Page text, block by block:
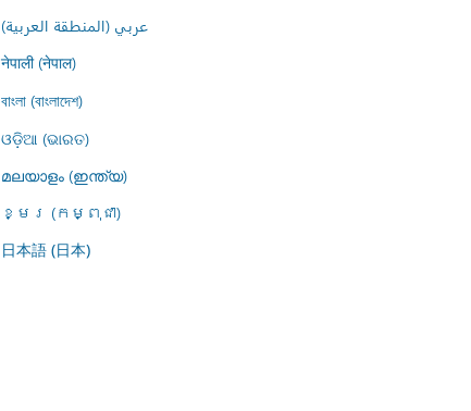
عربي (المنطقة العربية)
नेपाली (नेपाल)
বাংলা (বাংলাদেশ)
ଓଡ଼ିଆ (ଭାରତ)
മലയാളം (ഇന്ത്യ)
ខ្មែរ (កម្ពុជា)
日本語 (日本)